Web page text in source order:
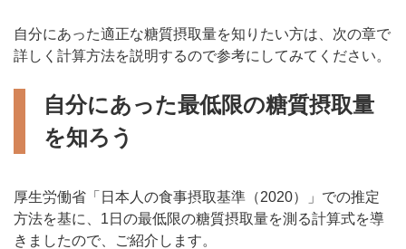
自分にあった適正な糖質摂取量を知りたい方は、次の章で
詳しく計算方法を説明するので参考にしてみてください。
自分にあった最低限の糖質摂取量
を知ろう
厚生労働省「日本人の食事摂取基準（2020）」での推定
方法を基に、1日の最低限の糖質摂取量を測る計算式を導
きましたので、ご紹介します。